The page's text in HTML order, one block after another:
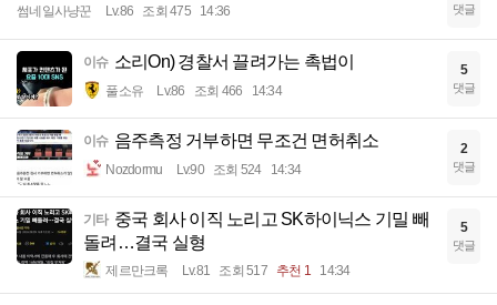
썸네일사냥꾼 Lv.86 조회 475 14:36 댓글
이슈 소리On) 경찰서 끌려가는 촉법이
풀소유 Lv.86 조회 466 14:34
5
댓글
이슈 음주측정 거부하면 무조건 면허취소
Nozdormu Lv.90 조회 524 14:34
2
댓글
기타 중국 회사 이직 노리고 SK하이닉스 기밀 빼
돌려…결국 실형
제르만크록 Lv.81 조회 517 추천 1 14:34
5
댓글